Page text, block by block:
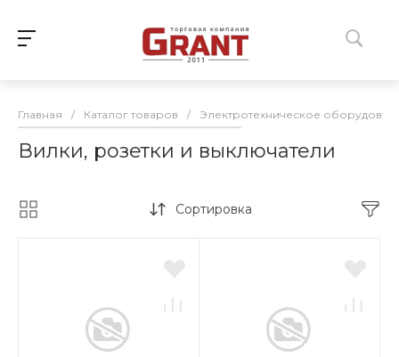
Главная / Каталог товаров / Электротехническое
Вилки, розетки и выключатели
Сортировка